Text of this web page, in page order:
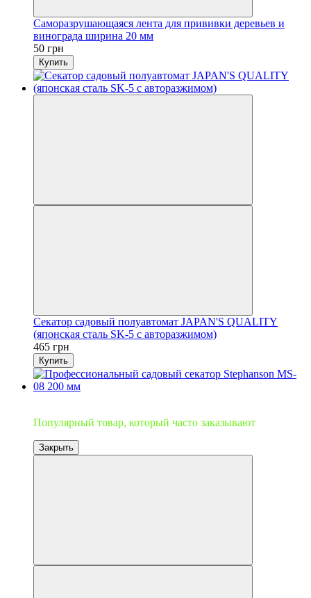
Саморазрушающаяся лента для прививки деревьев и
винограда ширина 20 мм
50 грн
Купить
Секатор садовый полуавтомат JAPAN'S QUALITY
(японская сталь SK-5 с авторазжимом)
465 грн
Купить
Популярный товар, который часто заказывают
Закрыть